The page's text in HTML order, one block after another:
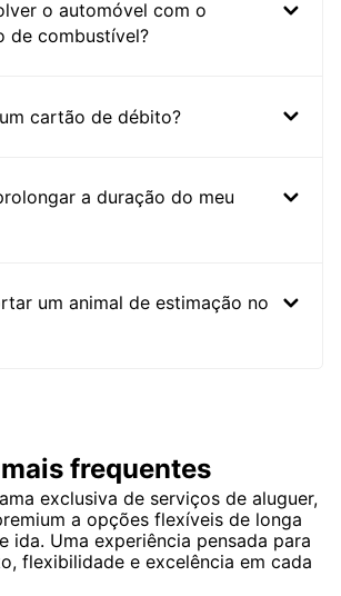
o automóvel com o
de combustível?
cartão de débito?
a duração do meu
um animal de estimação no
frequentes
exclusiva de serviços de aluguer,
a opções flexíveis de longa
ida. Uma experiência pensada para
flexibilidade e excelência em cada